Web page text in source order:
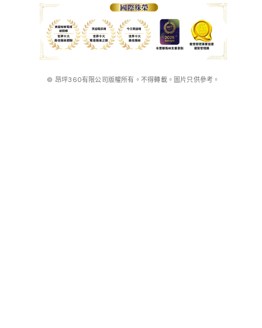
© 昂坪360有限公司版權所有。不得轉載。圖片只供參考。